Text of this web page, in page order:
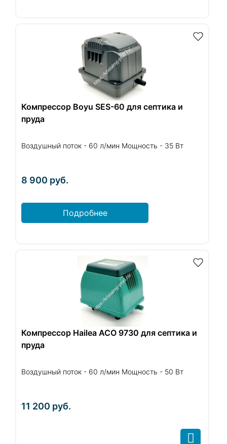
Компрессор Boyu SES-60 для септика и
пруда
Воздушный поток - 60 л/мин Мощность - 35 Вт
8 900 руб.
Подробнее
Компрессор Hailea ACO 9730 для септика и
пруда
Воздушный поток - 60 л/мин Мощность - 50 Вт
11 200 руб.